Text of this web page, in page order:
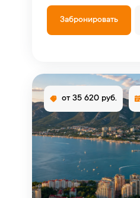
Забронировать
от 35 620 руб.